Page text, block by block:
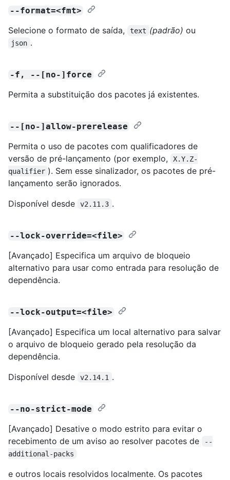
--format=<fmt>
Selecione o formato de saída, text (padrão) ou
json .
-f, --[no-]force
Permita a substituição dos pacotes já existentes.
--[no-]allow-prerelease
Permita o uso de pacotes com qualificadores de
versão de pré-lançamento (por exemplo,
X.Y.Z-
qualifier ). Sem esse sinalizador, os pacotes de pré-
lançamento serão ignorados.
Disponível desde
v2.11.3 .
--lock-override=<file>
[Avançado] Especifica um arquivo de bloqueio
alternativo para usar como entrada para resolução de
dependência.
--lock-output=<file>
[Avançado] Especifica um local alternativo para salvar
o arquivo de bloqueio gerado pela resolução da
dependência.
Disponível desde
v2.14.1 .
--no-strict-mode
[Avançado] Desative o modo estrito para evitar o
recebimento de um aviso ao resolver pacotes de
--
additional-packs
e outros locais resolvidos localmente. Os pacotes